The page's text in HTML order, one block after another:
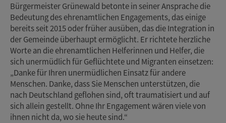
Bürgermeister Grünewald betonte in seiner Ansprache die
Bedeutung des ehrenamtlichen Engagements, das einige
bereits seit 2015 oder früher ausüben, das die Integration in
der Gemeinde überhaupt ermöglicht. Er richtete herzliche
Worte an die ehrenamtlichen Helferinnen und Helfer, die
sich unermüdlich für Geflüchtete und Migranten einsetzen:
„Danke für Ihren unermüdlichen Einsatz für andere
Menschen. Danke, dass Sie Menschen unterstützen, die
nach Deutschland geflohen sind, oft traumatisiert und auf
sich allein gestellt. Ohne Ihr Engagement wären viele von
ihnen nicht da, wo sie heute sind.“